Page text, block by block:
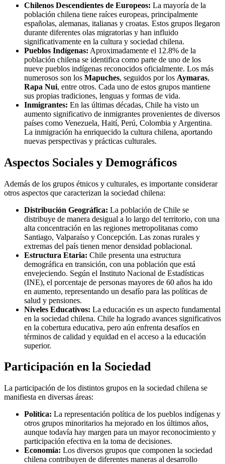
Chilenos Descendientes de Europeos: La mayoría de la
población chilena tiene raíces europeas, principalmente
españolas, alemanas, italianas y croatas. Estos grupos llegaron
durante diferentes olas migratorias y han influido
significativamente en la cultura y sociedad chilena.
Pueblos Indígenas: Aproximadamente el 12.8% de la
población chilena se identifica como parte de uno de los
nueve pueblos indígenas reconocidos oficialmente. Los más
numerosos son los Mapuches, seguidos por los Aymaras,
Rapa Nui, entre otros. Cada uno de estos grupos mantiene
sus propias tradiciones, lenguas y formas de vida.
Inmigrantes: En las últimas décadas, Chile ha visto un
aumento significativo de inmigrantes provenientes de diversos
países como Venezuela, Haití, Perú, Colombia y Argentina.
La inmigración ha enriquecido la cultura chilena, aportando
nuevas perspectivas y prácticas culturales.
Aspectos Sociales y Demográficos
Además de los grupos étnicos y culturales, es importante considerar
otros aspectos que caracterizan la sociedad chilena:
Distribución Geográfica: La población de Chile se
distribuye de manera desigual a lo largo del territorio, con una
alta concentración en las regiones metropolitanas como
Santiago, Valparaíso y Concepción. Las zonas rurales y
extremas del país tienen menor densidad poblacional.
Estructura Etaria: Chile presenta una estructura
demográfica en transición, con una población que está
envejeciendo. Según el Instituto Nacional de Estadísticas
(INE), el porcentaje de personas mayores de 60 años ha ido
en aumento, representando un desafío para las políticas de
salud y pensiones.
Niveles Educativos: La educación es un aspecto fundamental
en la sociedad chilena. Chile ha logrado avances significativos
en la cobertura educativa, pero aún enfrenta desafíos en
términos de calidad y equidad en el acceso a la educación
superior.
Participación en la Sociedad
La participación de los distintos grupos en la sociedad chilena se
manifiesta en diversas áreas:
Política: La representación política de los pueblos indígenas y
otros grupos minoritarios ha mejorado en los últimos años,
aunque todavía hay margen para un mayor reconocimiento y
participación efectiva en la toma de decisiones.
Economía: Los diversos grupos que componen la sociedad
chilena contribuyen de diferentes maneras al desarrollo